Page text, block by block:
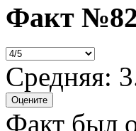
Факт
Средняя:
Факт был